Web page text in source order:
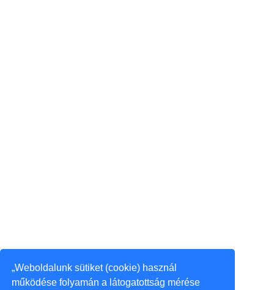
„Weboldalunk sütiket (cookie) használ
működése folyamán a látogatottság mérése